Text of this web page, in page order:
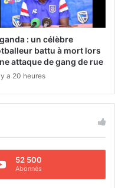
: un célèbre
battu à mort lors
attaque de gang de rue
a 20 heures
52 500
Abonnés